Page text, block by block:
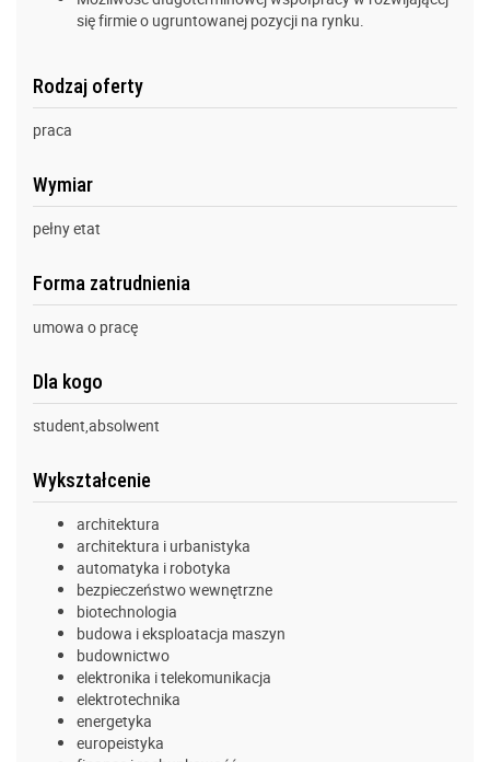
się firmie o ugruntowanej pozycji na rynku.
Rodzaj oferty
praca
Wymiar
pełny etat
Forma zatrudnienia
umowa o pracę
Dla kogo
student,absolwent
Wykształcenie
architektura
architektura i urbanistyka
automatyka i robotyka
bezpieczeństwo wewnętrzne
biotechnologia
budowa i eksploatacja maszyn
budownictwo
elektronika i telekomunikacja
elektrotechnika
energetyka
europeistyka